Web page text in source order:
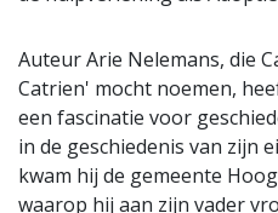
Auteur Arie Nelemans, die
Catrien' mocht noemen,
een fascinatie voor
in de geschiedenis van zijn
kwam hij de gemeente
waarop hij aan zijn vader